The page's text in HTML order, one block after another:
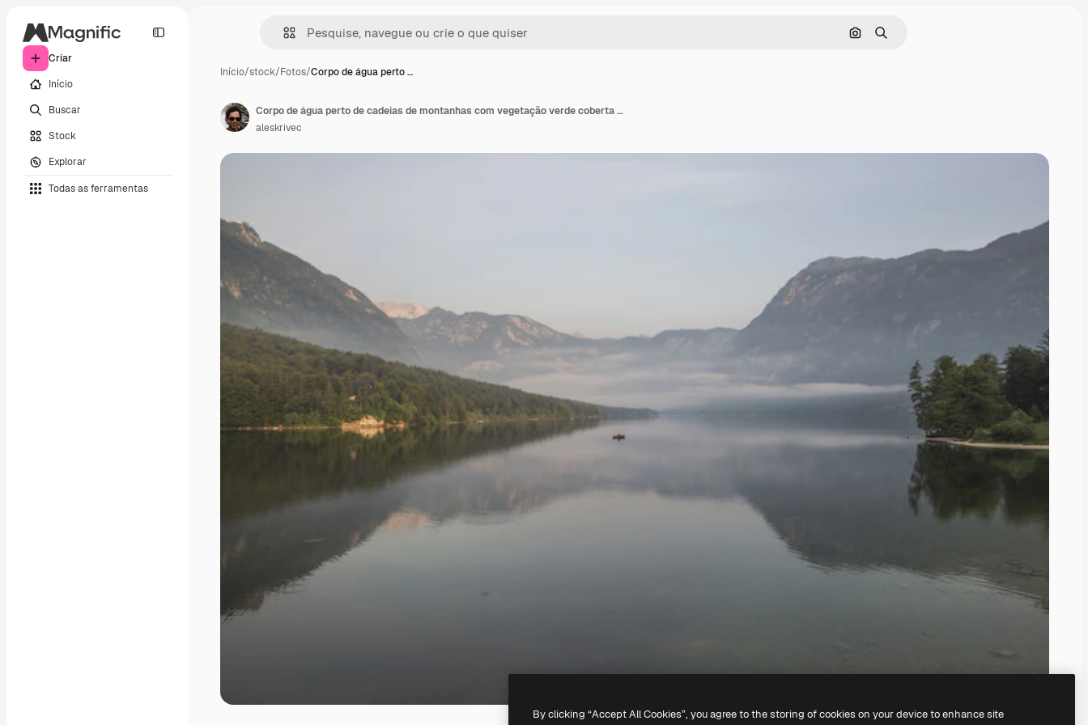
Criar
Início
Buscar
Stock
Explorar
Todas as ferramentas
Pesquisar por imagem
Buscar
Início/stock/Fotos/Corpo de água perto …
Corpo de água perto de cadeias de montanhas com vegetação verde coberta de névoa durante o dia
aleskrivec
By clicking “Accept All Cookies”, you agree to the storing of cookies on your device to enhance site